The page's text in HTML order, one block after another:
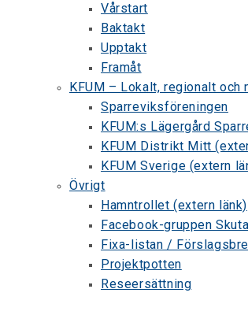
Vårstart
Baktakt
Upptakt
Framåt
KFUM – Lokalt, regionalt och
Sparreviksföreningen
KFUM:s Lägergård
KFUM Distrikt Mitt
KFUM Sverige (extern
Övrigt
Hamntrollet (extern länk)
Facebook-gruppen
Fixa-listan /
Projektpotten
Reseersättning